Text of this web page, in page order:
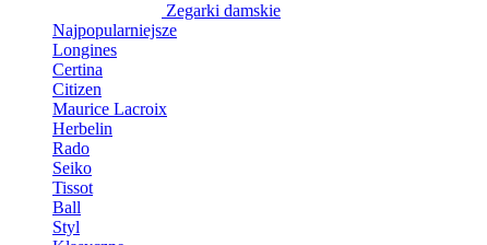
Zegarki damskie
Najpopularniejsze
Longines
Certina
Citizen
Maurice Lacroix
Herbelin
Rado
Seiko
Tissot
Ball
Styl